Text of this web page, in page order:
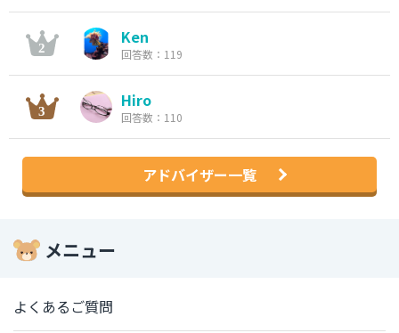
Ken
回答数：119
Hiro
回答数：110
アドバイザー一覧
メニュー
よくあるご質問